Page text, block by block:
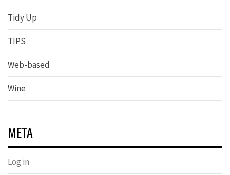
Tidy Up
TIPS
Web-based
Wine
META
Log in